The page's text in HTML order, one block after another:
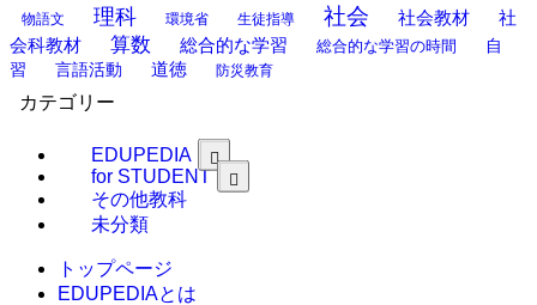
物語文 理科 環境省 生徒指導 社会 社会教材
社
会科教材
算数 総合的な学習 総合的な学習の時間
自
習
言語活動 道徳 防災教育
カテゴリー
EDUPEDIA
for STUDENT
その他教科
未分類
トップページ
EDUPEDIAとは